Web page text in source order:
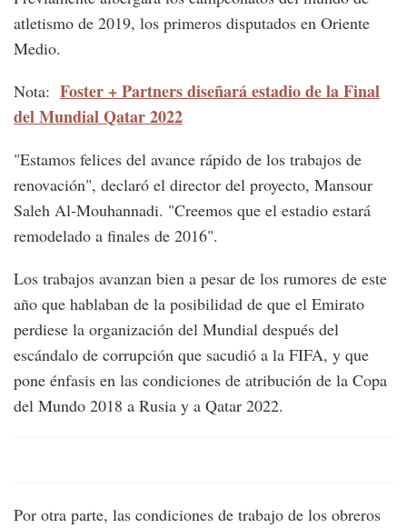
atletismo de 2019, los primeros disputados en Oriente
Medio.
Nota: Foster + Partners diseñará estadio de la Final
del Mundial Qatar 2022
"Estamos felices del avance rápido de los trabajos de
renovación", declaró el director del proyecto, Mansour
Saleh Al-Mouhannadi. "Creemos que el estadio estará
remodelado a finales de 2016".
Los trabajos avanzan bien a pesar de los rumores de este
año que hablaban de la posibilidad de que el Emirato
perdiese la organización del Mundial después del
escándalo de corrupción que sacudió a la FIFA, y que
pone énfasis en las condiciones de atribución de la Copa
del Mundo 2018 a Rusia y a Qatar 2022.
Por otra parte, las condiciones de trabajo de los obreros